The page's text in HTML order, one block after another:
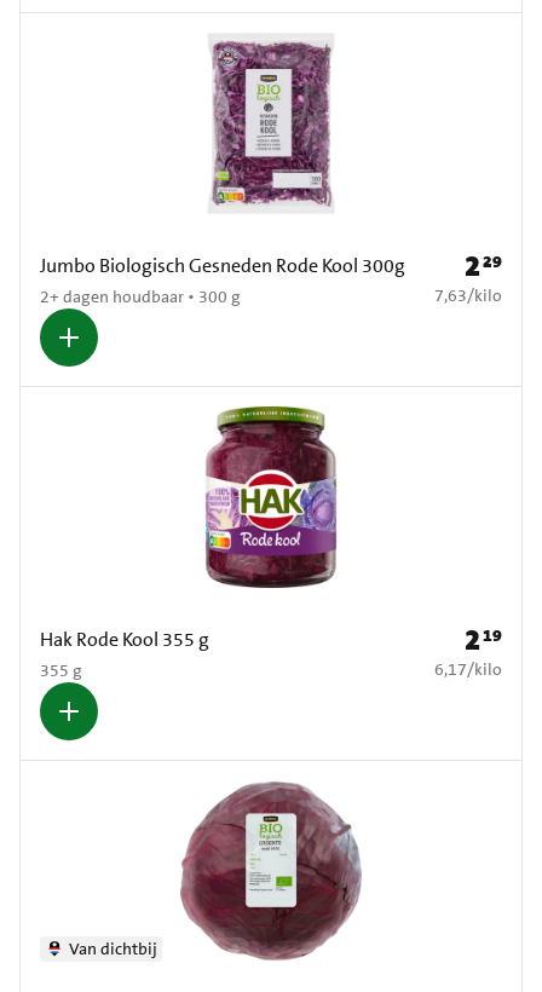
Jumbo Biologisch Gesneden Rode Kool 300g
2+ dagen houdbaar • 300 g
Prijs: €
229
€ 7,63 per kilo
7,63/kilo
Hak Rode Kool 355 g
355 g
Prijs: €
219
€ 6,17 per kilo
6,17/kilo
Van dichtbij